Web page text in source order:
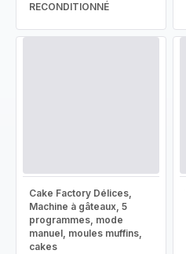
RECONDITIONNÉ
Cake Factory Délices,
Machine à gâteaux, 5
programmes, mode
manuel, moules muffins,
cakes